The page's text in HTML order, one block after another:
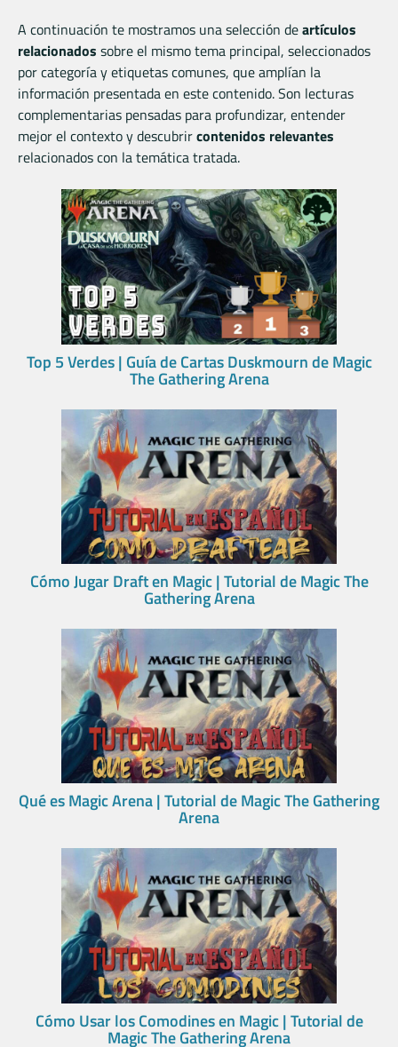
A continuación te mostramos una selección deartículos
relacionados sobre el mismo tema principal, seleccionados
por categoría y etiquetas comunes, que amplían la
información presentada en este contenido. Son lecturas
complementarias pensadas para profundizar, entender
mejor el contexto y descubrircontenidos relevantes
relacionados con la temática tratada.
Top 5 Verdes | Guía de Cartas Duskmourn de Magic
The Gathering Arena
Cómo Jugar Draft en Magic | Tutorial de Magic The
Gathering Arena
Qué es Magic Arena | Tutorial de Magic The Gathering
Arena
Cómo Usar los Comodines en Magic | Tutorial de
Magic The Gathering Arena